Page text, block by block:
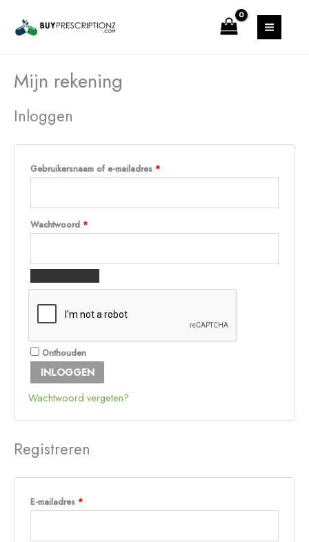
MAIN
MENU
Mijn rekening
Inloggen
Gebruikersnaam of e-mailadres *
Wachtwoord *
Onthouden
INLOGGEN
Wachtwoord vergeten?
Registreren
E-mailadres *